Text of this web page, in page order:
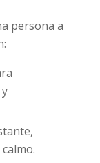
persona a